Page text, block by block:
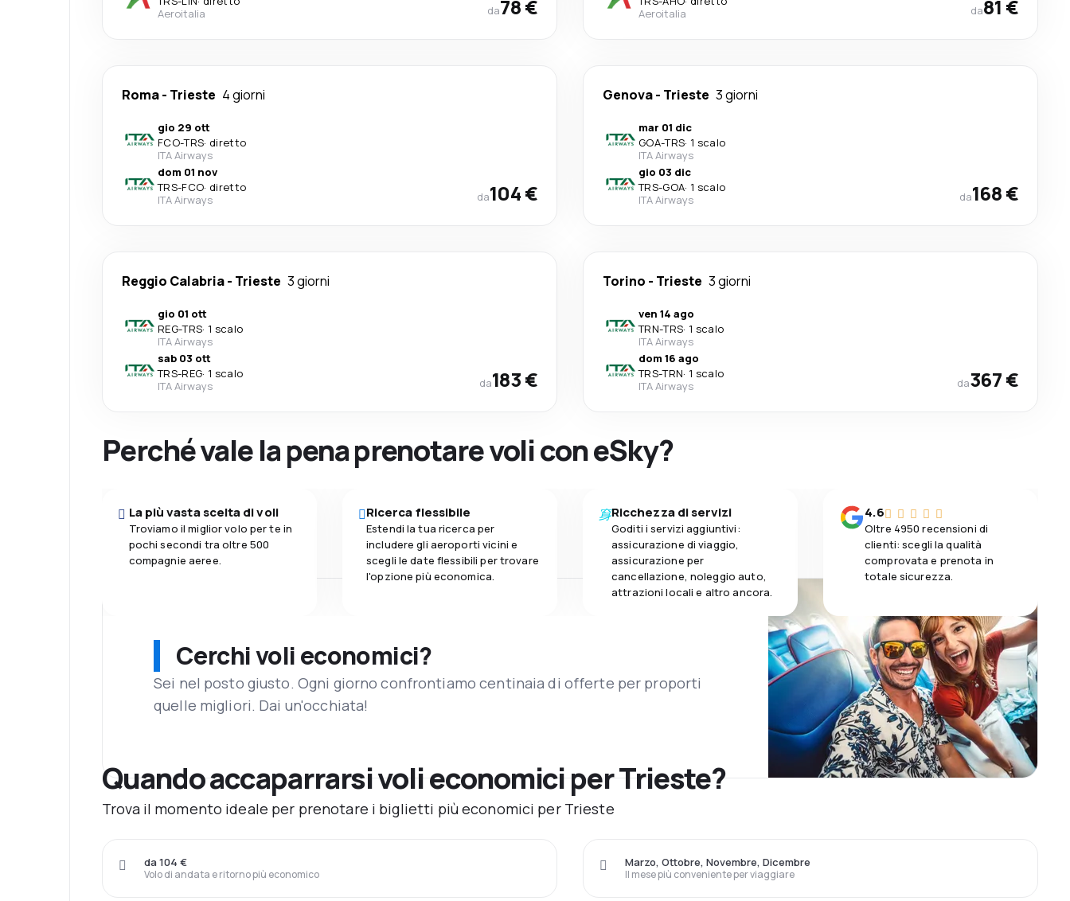
Aeroitalia
da78 €
Aeroitalia
da81 €
Roma- Trieste 4 giorni
gio 29 ott
FCO-TRS· diretto
ITA Airways
dom 01 nov
TRS-FCO· diretto
ITA Airways
da104 €
Genova- Trieste 3 giorni
mar 01 dic
GOA-TRS· 1 scalo
ITA Airways
gio 03 dic
TRS-GOA· 1 scalo
ITA Airways
da168 €
Reggio Calabria- Trieste 3 giorni
gio 01 ott
REG-TRS· 1 scalo
ITA Airways
sab 03 ott
TRS-REG· 1 scalo
ITA Airways
da183 €
Torino - Trieste 3 giorni
ven 14 ago
TRN-TRS· 1 scalo
ITA Airways
dom 16 ago
TRS-TRN· 1 scalo
ITA Airways
da367 €
Perché vale la pena prenotare voli con eSky?
La più vasta scelta di voli
Troviamo il miglior volo per te in
pochi secondi tra oltre 500
compagnie aeree.
Ricerca flessibile
Estendi la tua ricerca per
includere gli aeroporti vicini e
scegli le date flessibili per trovare
l'opzione più economica.
Ricchezza di servizi
Goditi i servizi aggiuntivi:
assicurazione di viaggio,
assicurazione per
cancellazione, noleggio auto,
attrazioni locali e altro ancora.
4.6
Oltre 4950 recensioni di
clienti: scegli la qualità
comprovata e prenota in
totale sicurezza.
Cerchi voli economici?
Sei nel posto giusto. Ogni giorno confrontiamo centinaia di offerte per proporti
quelle migliori. Dai un'occhiata!
Quando accaparrarsi voli economici per Trieste?
Trova il momento ideale per prenotare i biglietti più economici per Trieste
Volo di andata e ritorno più economico
da 104 €
Il mese più conveniente per viaggiare
Marzo, Ottobre, Novembre, Dicembre